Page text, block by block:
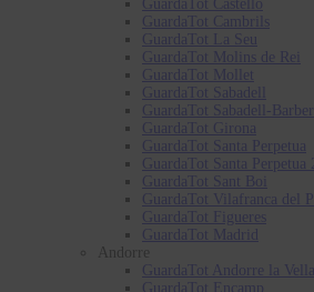
GuardaTot Castelló
GuardaTot Cambrils
GuardaTot La Seu
GuardaTot Molins de Rei
GuardaTot Mollet
GuardaTot Sabadell
GuardaTot Sabadell-
GuardaTot Girona
GuardaTot Santa Perpetua
GuardaTot Santa Perpetua
GuardaTot Sant Boi
GuardaTot Vilafranca del
GuardaTot Figueres
GuardaTot Madrid
Andorre
GuardaTot Andorre la Vella
GuardaTot Encamp